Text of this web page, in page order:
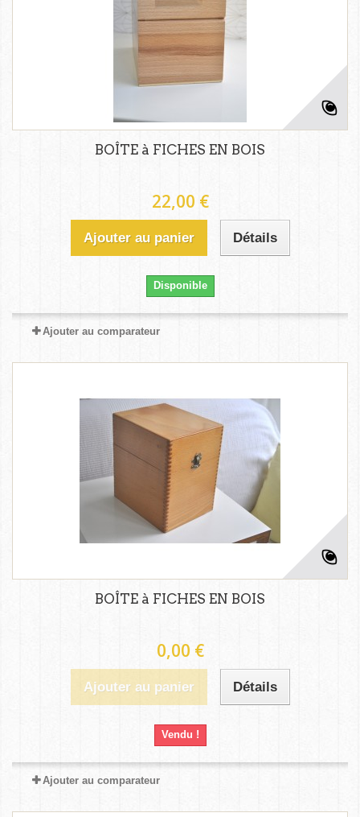
BOÎTE à FICHES EN BOIS
22,00 €
Ajouter au panier Détails
Disponible
Ajouter au comparateur
BOÎTE à FICHES EN BOIS
0,00 €
Ajouter au panier Détails
Vendu !
Ajouter au comparateur